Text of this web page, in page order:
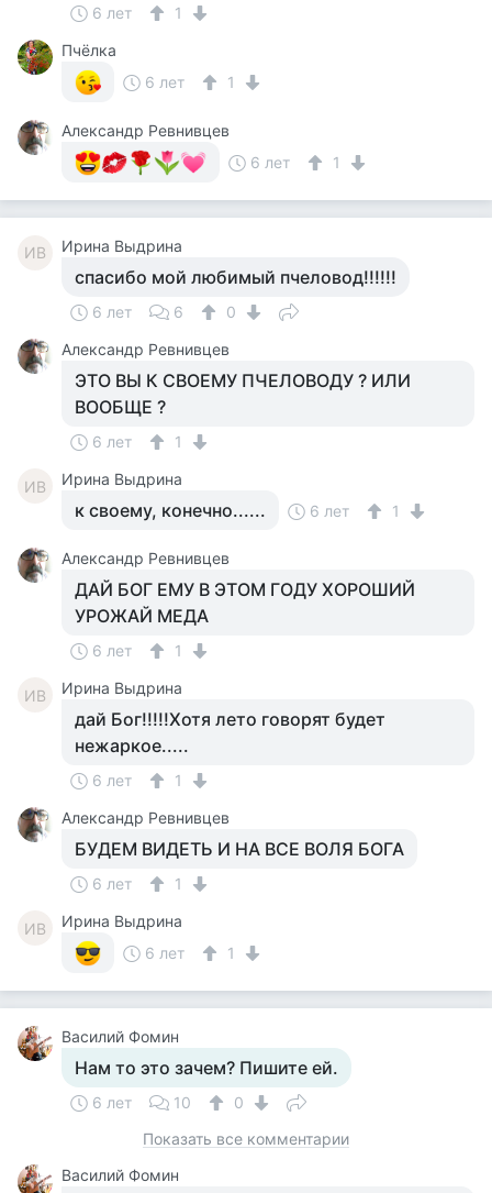
6 лет
1
Пчёлка
6 лет
1
Александр Ревнивцев
6 лет
1
ИВ Ирина Выдрина
спасибо мой любимый пчеловод!!!!!!
6 лет 6
0
Александр Ревнивцев
ЭТО ВЫ К СВОЕМУ ПЧЕЛОВОДУ ? ИЛИ
ВООБЩЕ ?
6 лет 1
ИВ Ирина Выдрина
к своему, конечно...... 6 лет 1
Александр Ревнивцев
ДАЙ БОГ ЕМУ В ЭТОМ ГОДУ ХОРОШИЙ
УРОЖАЙ МЕДА
6 лет 1
ИВ Ирина Выдрина
дай Бог!!!!!Хотя лето говорят будет
нежаркое.....
6 лет
1
Александр Ревнивцев
БУДЕМ ВИДЕТЬ И НА ВСЕ ВОЛЯ БОГА
6 лет 1
ИВ
Ирина Выдрина
6 лет
1
Василий Фомин
Нам то это зачем? Пишите ей.
6 лет 10
0
Показать все комментарии
Василий Фомин